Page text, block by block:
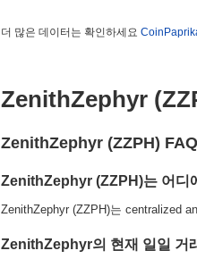
더 많은 데이터는 확인하세요
ZenithZephyr
ZenithZephyr (ZZPH)
ZenithZephyr (ZZPH)는 어디
ZenithZephyr (ZZPH)는 centralized
ZenithZephyr의 현재 일일 거